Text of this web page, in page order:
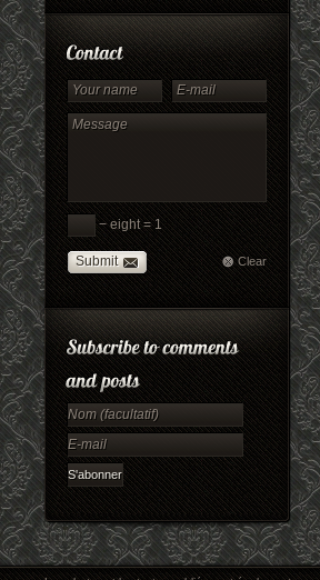
− eight = 1
Submit Clear